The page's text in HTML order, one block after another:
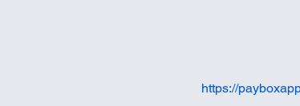
https://